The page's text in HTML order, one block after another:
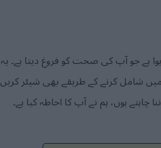
ہے جو آپ کی صحت کو فروغ دیتا ہے۔ یہ
شامل کرنے کے طریقے بھی شیئر کریں
ہوں، ہم نے آپ کا احاطہ کیا ہے۔